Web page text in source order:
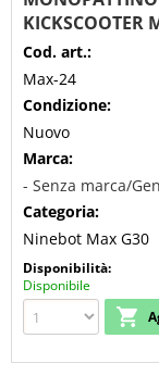
KICKSCOOTER
Cod. art.:
Max-24
Condizione:
Nuovo
Marca:
- Senza marca/
Categoria:
Ninebot Max G30
Disponibilità:
Disponibile